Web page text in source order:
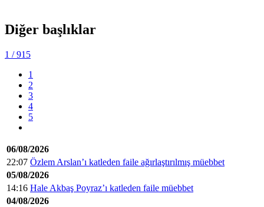
Diğer başlıklar
1 / 915
1
2
3
4
5
06/08/2026
22:07 Özlem Arslan’ı katleden faile ağırlaştırılmış müebbet
05/08/2026
14:16 Hale Akbaş Poyraz’ı katleden faile müebbet
04/08/2026